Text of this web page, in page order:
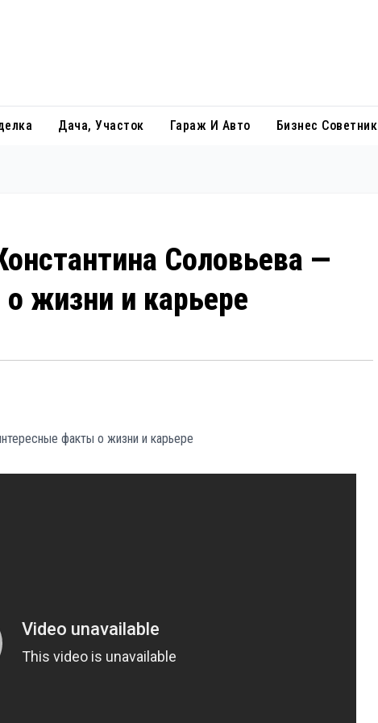
Дача, Участок Гараж И Авто Бизнес Советник
Соловьева —
жизни и карьере